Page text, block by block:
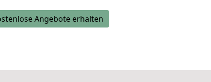
Angebote erhalten